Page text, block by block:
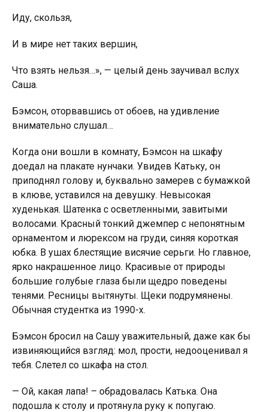
Иду, скользя,
И в мире нет таких вершин,
Что взять нельзя…», — целый день заучивал вслух
Саша.
Бэмсон, оторвавшись от обоев, на удивление
внимательно слушал…
Когда они вошли в комнату, Бэмсон на шкафу
доедал на плакате нунчаки. Увидев Катьку, он
приподнял голову и, буквально зaмeрев с бумажкой
в клюве, уставился на девушку. Невысокая
худенькая. Шатенка с осветленными, завитыми
волосами. Красный тонкий джемпер с непонятным
орнаментом и люрексом на грyди, синяя короткая
юбка. В ушах блестящие висячие серьги. Но главное,
ярко накрашенное лицо. Красивые от природы
большие голубые глаза были щедро поведены
тенями. Ресницы вытянуты. Щеки подрумянены.
Обычная студентка из 1990-х.
Бэмсон бросил на Сашу уважительный, даже как бы
извиняющийся взгляд: мол, прости, недооценивал я
тебя. Слетел со шкафа на стол.
— Ой, какая лапа! – обрадовалась Катька. Она
подошла к столу и протянула руку к попугаю.